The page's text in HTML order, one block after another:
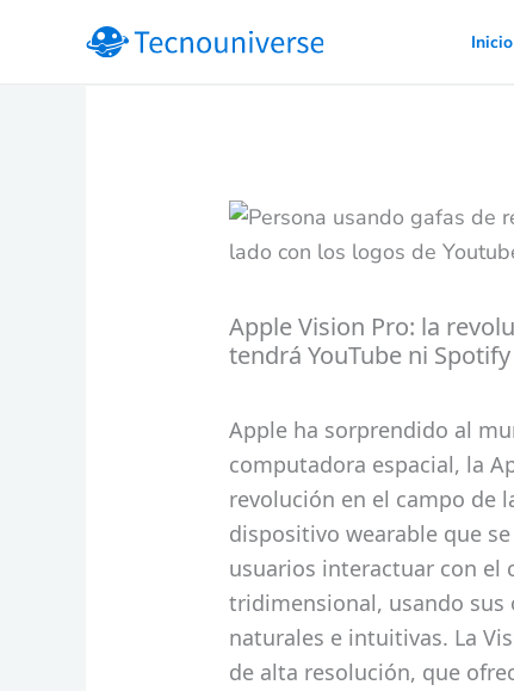
Inicio
Apple Vision Pro: la
tendrá YouTube ni Spotify
Apple ha sorprendido al
computadora espacial, la
revolución en el campo de
dispositivo wearable que
usuarios interactuar con el
tridimensional, usando sus
naturales e intuitivas. La
de alta resolución, que